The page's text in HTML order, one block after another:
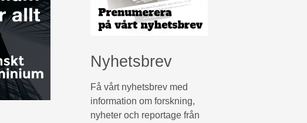
Nyhetsbrev
Få vårt nyhetsbrev med
information om forskning,
nyheter och reportage från